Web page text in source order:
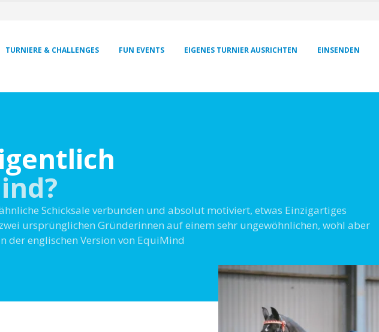
TURNIERE & CHALLENGES FUN EVENTS EIGENES TURNIER AUSRICHTEN EINSENDEN
Schicksale verbunden und absolut motiviert, etwas Einzigartiges
ursprünglichen Gründerinnen auf einem sehr ungewöhnlichen, wohl aber
der englischen Version von EquiMind